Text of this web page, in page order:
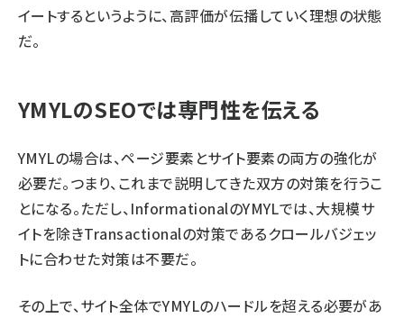
イートするというように、高評価が伝播していく理想の状態
だ。
YMYLのSEOでは専門性を伝える
YMYLの場合は、ページ要素とサイト要素の両方の強化が
必要だ。つまり、これまで説明してきた双方の対策を行うこ
とになる。ただし、InformationalのYMYLでは、大規模サ
イトを除きTransactionalの対策であるクロールバジェッ
トに合わせた対策は不要だ。
その上で、サイト全体でYMYLのハードルを超える必要があ